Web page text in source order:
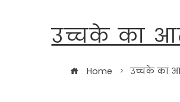
उच्चके का
Home उच्चके का